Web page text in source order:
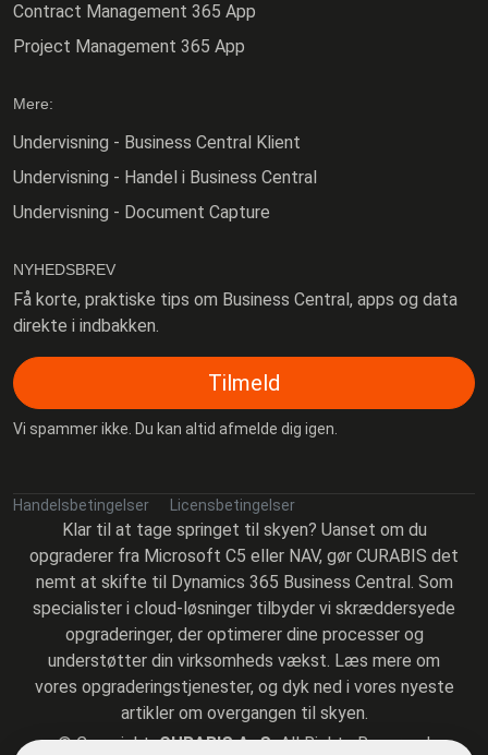
Contract Management 365 App
Project Management 365 App
Mere:
Undervisning - Business Central Klient
Undervisning - Handel i Business Central
Undervisning - Document Capture
NYHEDSBREV
Få korte, praktiske tips om Business Central, apps og data
direkte i indbakken.
Tilmeld
Vi spammer ikke. Du kan altid afmelde dig igen.
Handelsbetingelser Licensbetingelser
Klar til at tage springet til skyen? Uanset om du
opgraderer fra Microsoft C5 eller NAV, gør CURABIS det
nemt at skifte til Dynamics 365 Business Central. Som
specialister i cloud-løsninger tilbyder vi skræddersyede
opgraderinger, der optimerer dine processer og
understøtter din virksomheds vækst. Læs mere om
vores opgraderingstjenester, og dyk ned i vores nyeste
artikler om overgangen til skyen.
©Copyright CURABIS ApS All Rights Reserved